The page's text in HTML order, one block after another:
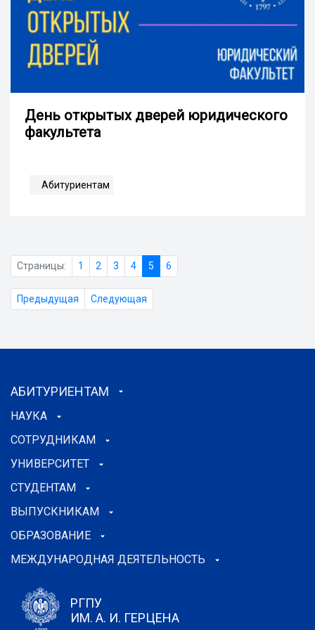
День открытых дверей юридического
факультета
Абитуриентам
Страницы: 1 2 3 4 5 6
Предыдущая Следующая
АБИТУРИЕНТАМ
НАУКА
СОТРУДНИКАМ
УНИВЕРСИТЕТ
СТУДЕНТАМ
ВЫПУСКНИКАМ
ОБРАЗОВАНИЕ
МЕЖДУНАРОДНАЯ ДЕЯТЕЛЬНОСТЬ
РГПУ
ИМ. А. И. ГЕРЦЕНА